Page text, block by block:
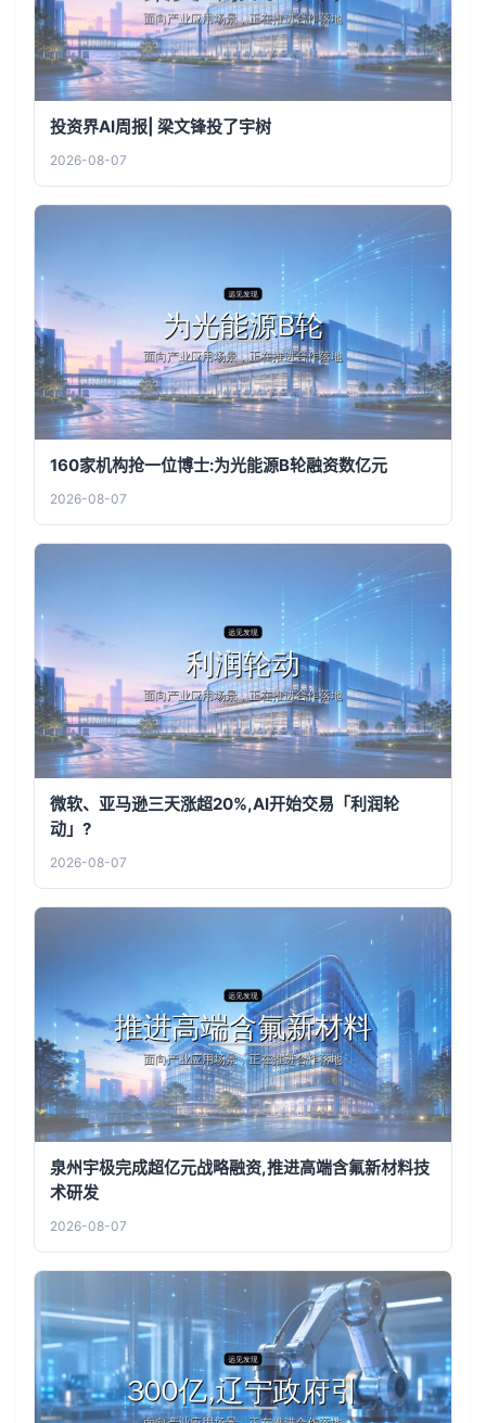
投资界AI周报| 梁文锋投了宇树
2026-08-07
160家机构抢一位博士:为光能源B轮融资数亿元
2026-08-07
微软、亚马逊三天涨超20%,AI开始交易「利润轮
动」?
2026-08-07
泉州宇极完成超亿元战略融资,推进高端含氟新材料技
术研发
2026-08-07